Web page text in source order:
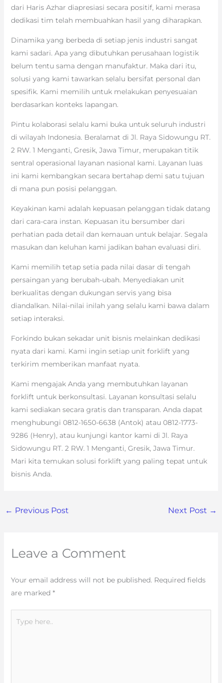
dari Haris Azhar diapresiasi secara positif, kami merasa
dedikasi tim telah membuahkan hasil yang diharapkan.
Dinamika yang berbeda di setiap jenis industri sangat
kami sadari. Apa yang dibutuhkan perusahaan logistik
belum tentu sama dengan manufaktur. Maka dari itu,
solusi yang kami tawarkan selalu bersifat personal dan
spesifik. Kami memilih untuk melakukan penyesuaian
berdasarkan konteks lapangan.
Pintu kolaborasi selalu kami buka untuk seluruh industri
di wilayah Indonesia. Beralamat di Jl. Raya Sidowungu RT.
2 RW. 1 Menganti, Gresik, Jawa Timur, merupakan titik
sentral operasional layanan nasional kami. Layanan luas
ini kami kembangkan secara bertahap demi satu tujuan
di mana pun posisi pelanggan.
Keyakinan kami adalah kepuasan pelanggan tidak datang
dari cara-cara instan. Kepuasan itu bersumber dari
perhatian pada detail dan kemauan untuk belajar. Segala
masukan dan keluhan kami jadikan bahan evaluasi diri.
Kami memilih tetap setia pada nilai dasar di tengah
persaingan yang berubah-ubah. Menyediakan unit
berkualitas dengan dukungan servis yang bisa
diandalkan. Nilai-nilai inilah yang selalu kami bawa dalam
setiap interaksi.
Forkindo bukan sekadar unit bisnis melainkan dedikasi
nyata dari kami. Kami ingin setiap unit forklift yang
terkirim memberikan manfaat nyata.
Kami mengajak Anda yang membutuhkan layanan
forklift untuk berkonsultasi. Layanan konsultasi selalu
kami sediakan secara gratis dan transparan. Anda dapat
menghubungi 0812-1650-6638 (Antok) atau 0812-1773-
9286 (Henry), atau kunjungi kantor kami di Jl. Raya
Sidowungu RT. 2 RW. 1 Menganti, Gresik, Jawa Timur.
Mari kita temukan solusi forklift yang paling tepat untuk
bisnis Anda.
← Previous Post Next Post →
Leave a Comment
Your email address will not be published. Required fields
are marked *
here..